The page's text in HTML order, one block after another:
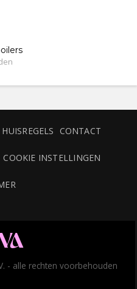
HUISREGELS CONTACT
COOKIE INSTELLINGEN
- alle rechten voorbehouden